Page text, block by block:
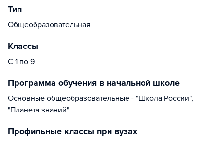
Тип
Общеобразовательная
Классы
С 1 по 9
Программа обучения в начальной школе
Основные общеобразовательные - "Школа России",
"Планета знаний"
Профильные классы при вузах